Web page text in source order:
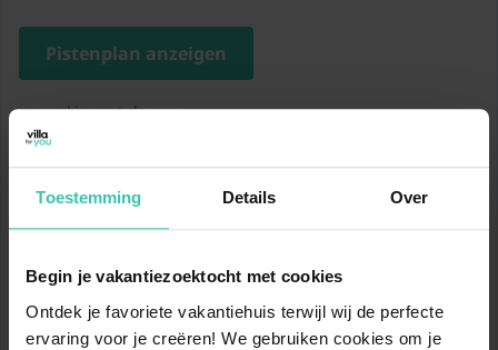
Toestemming Details Over
Begin je vakantiezoektocht met cookies
Ontdek je favoriete vakantiehuis terwijl wij de perfecte
ervaring voor je creëren! We gebruiken cookies om je
Pistenplan anzeigen
www.skiresort.de
Standort